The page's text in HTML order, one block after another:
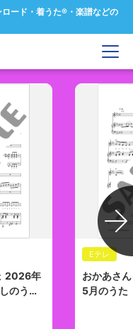
ード・着うた®・楽譜などの
2026年
のう
Eテレ
おかあさ
5月のうた